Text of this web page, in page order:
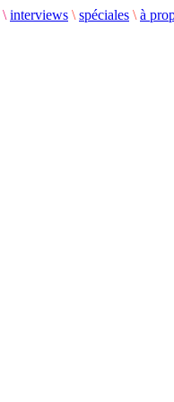
\ interviews \ spéciales \ à